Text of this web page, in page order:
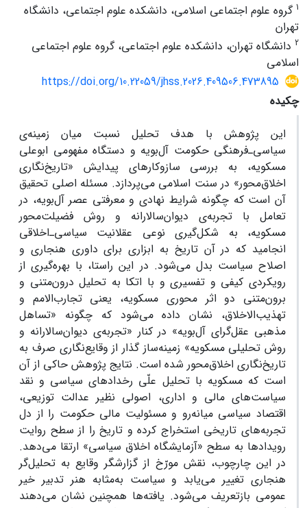
1 گروه علوم اجتماعی اسلامی، دانشکده علوم اجتماعی، دانشگاه
تهران
2 دانشگاه تهران، دانشکده علوم اجتماعی، گروه علوم اجتماعی
اسلامی
https://doi.org/10.22059/jhss.2026.409506.473895
چکیده
این پژوهش با هدف تحلیل نسبت میان زمینه‌ی
سیاسی‌ـ‌فرهنگی حکومت آل‌بویه و دستگاه مفهومی ابوعلی
مسکویه، به بررسی سازوکارهای پیدایش «تاریخ‌نگاری
اخلاق‌محور» در سنت اسلامی می‌پردازد. مسئله‌ اصلی تحقیق
آن است که چگونه شرایط نهادی و معرفتی عصر آل‌بویه، در
تعامل با تجربه‌ی دیوان‌سالارانه و روش فضیلت‌محور
مسکویه، به شکل‌گیری نوعی عقلانیت سیاسی‌ـ‌اخلاقی
انجامید که در آن تاریخ به ابزاری برای داوری هنجاری و
اصلاح سیاست بدل می‌شود. در این راستا، با بهره‌گیری از
رویکردی کیفی و تفسیری و با اتکا به تحلیل درون‌متنی و
برون‌متنی دو اثر محوری مسکویه، یعنی تجارب‌الامم و
تهذیب‌الاخلاق، نشان داده می‌شود که چگونه «تساهل
مذهبی عقل‌گرای آل‌بویه» در کنار «تجربه‌ی دیوان‌سالارانه و
روش تحلیلی مسکویه» زمینه‌ساز گذار از وقایع‌نگاری صرف به
تاریخ‌نگاری اخلاق‌محور شده است. نتایج پژوهش حاکی از آن
است که مسکویه با تحلیل علّی رخدادهای سیاسی و نقد
سیاست‌های مالی و اداری، اصولی نظیر عدالت توزیعی،
اقتصاد سیاسی میانه‌رو و مسئولیت مالی حکومت را از دل
تجربه‌های تاریخی استخراج کرده و تاریخ را از سطح روایت
رویدادها به سطح «آزمایشگاه اخلاق سیاسی» ارتقا می‌دهد.
در این چارچوب، نقش مورّخ از گزارشگر وقایع به تحلیل‌گر
هنجاری تغییر می‌یابد و سیاست به‌مثابه هنر تدبیر خیر
عمومی بازتعریف می‌شود. یافته‌ها همچنین نشان می‌دهند